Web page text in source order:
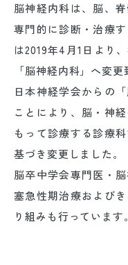
脳神経内科は、脳、
専門的に診断・治療
は2019年4月1日より
「脳神経内科」へ変更
日本神経学会からの
ことにより、脳・神
もって診療する診療
基づき変更しました。
脳卒中学会専門医・
塞急性期治療および
り組みも行っています